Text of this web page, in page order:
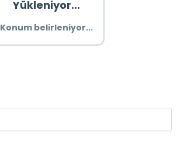
Yükleniyor...
Konum belirleniyor...